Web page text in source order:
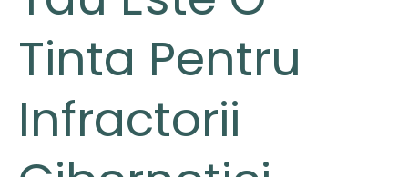
Tinta Pentru
Infractorii